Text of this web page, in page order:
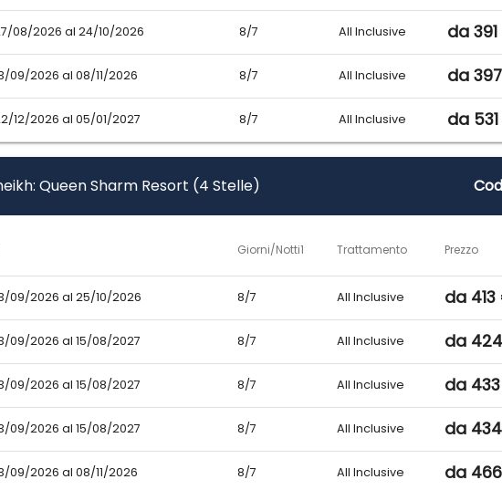
08/2026 al 24/10/2026 8/7 All Inclusive da
09/2026 al 08/11/2026 8/7 All Inclusive da
12/2026 al 05/01/2027 8/7 All Inclusive da
Queen Sharm Resort (4 Stelle)
Giorni/Notti1 Trattamento Prezzo
09/2026 al 25/10/2026 8/7 All Inclusive da
09/2026 al 15/08/2027 8/7 All Inclusive da
09/2026 al 15/08/2027 8/7 All Inclusive da
09/2026 al 15/08/2027 8/7 All Inclusive da
09/2026 al 08/11/2026 8/7 All Inclusive da